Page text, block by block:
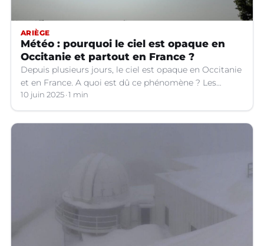
ARIÈGE
Météo : pourquoi le ciel est opaque en
Occitanie et partout en France ?
Depuis plusieurs jours, le ciel est opaque en Occitanie
et en France. A quoi est dû ce phénomène ? Les
explications.
10 juin 2025 1 min